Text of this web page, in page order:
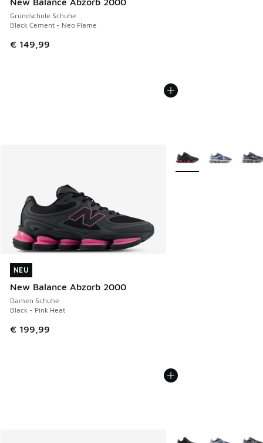
Grundschule Schuhe
Black Cement - Neo Flame
€ 149,99
NEU
New Balance Abzorb 2000
Damen Schuhe
Black - Pink Heat
€ 199,99
NEU
Weitere Farben
Weitere Farben